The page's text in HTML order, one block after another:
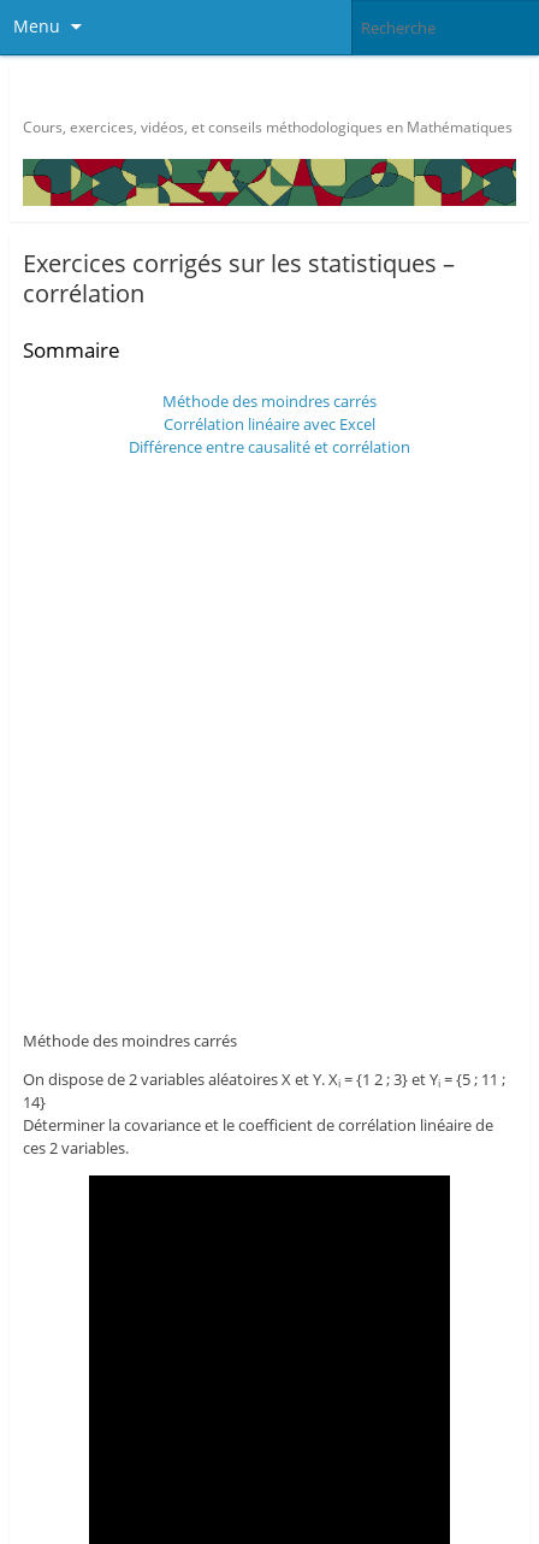
Menu
Cours, exercices, vidéos, et conseils méthodologiques en Mathématiques
Exercices corrigés sur les statistiques –
corrélation
Sommaire
Méthode des moindres carrés
Corrélation linéaire avec Excel
Différence entre causalité et corrélation
Méthode des moindres carrés
On dispose de 2 variables aléatoires X et Y. Xi= {1 2 ; 3} et Yi= {5 ; 11 ;
14}
Déterminer la covariance et le coefficient de corrélation linéaire de
ces 2 variables.